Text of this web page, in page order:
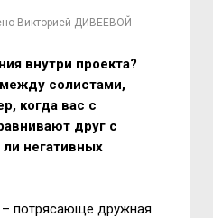
Викторией ДИВЕЕВОЙ
внутри проекта?
солистами,
когда вас с
друг с
негативных
– потрясающе дружная